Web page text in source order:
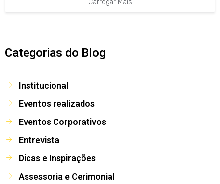
Carregar Mais
Categorias do Blog
Institucional
Eventos realizados
Eventos Corporativos
Entrevista
Dicas e Inspirações
Assessoria e Cerimonial